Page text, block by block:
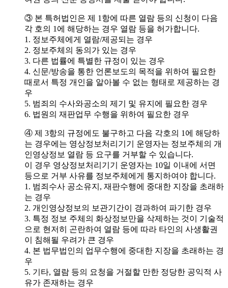
③ 본 특허법인은 제 1항에 따른 열람 등의 신청이 다음
각 호의 1에 해당하는 경우 열람 등을 허가합니다.
1. 정보주체에게 열람/제공되는 경우
2. 정보주체의 동의가 있는 경우
3. 다른 법률에 특별한 규정이 있는 경우
4. 신문/방송을 통한 언론보도의 목적을 위하여 필요한
때로서 특정 개인을 알아볼 수 없는 형태로 제공하는 경
우
5. 범죄의 수사와공소의 제기 및 유지에 필요한 경우
6. 법원의 재판업무 수행을 위하여 필요한 경우
④ 제 3항의 규정에도 불구하고 다음 각호의 1에 해당하
는 경우에는 영상정보처리기기 운영자는 정보주체의 개
인영상정보 열람 등 요구를 거부할 수 있습니다.
이 경우 영상정보처리기기 운영자는 10일 이내에 서면
등으로 거부 사유를 정보주체에게 통지하여야 합니다.
1. 범죄수사 공소유지, 재판수행에 중대한 지장을 초래하
는 경우
2. 개인영상정보의 보관기간이 경과하여 파기한 경우
3. 특정 정보 주체의 화상정보만을 삭제하는 것이 기술적
으로 현저히 곤란하여 열람 등에 따라 타인의 사생활권
이 침해될 우려가 큰 경우
4. 본 법무법인의 업무수행에 중대한 지장을 초래하는 경
우
5. 기타, 열람 등의 요청을 거절할 만한 정당한 공익적 사
유가 존재하는 경우